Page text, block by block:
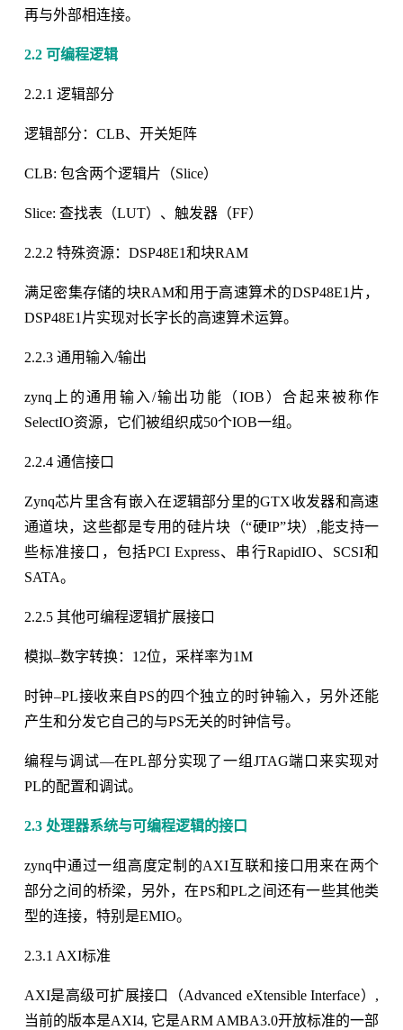
再与外部相连接。
2.2 可编程逻辑
2.2.1 逻辑部分
逻辑部分：CLB、开关矩阵
CLB: 包含两个逻辑片（Slice）
Slice: 查找表（LUT）、触发器（FF）
2.2.2 特殊资源：DSP48E1和块RAM
满足密集存储的块RAM和用于高速算术的DSP48E1片，
DSP48E1片实现对长字长的高速算术运算。
2.2.3 通用输入/输出
zynq上的通用输入/输出功能（IOB）合起来被称作
SelectIO资源，它们被组织成50个IOB一组。
2.2.4 通信接口
Zynq芯片里含有嵌入在逻辑部分里的GTX收发器和高速
通道块，这些都是专用的硅片块（“硬IP”块）,能支持一
些标准接口，包括PCI Express、串行RapidIO、SCSI和
SATA。
2.2.5 其他可编程逻辑扩展接口
模拟–数字转换：12位，采样率为1M
时钟–PL接收来自PS的四个独立的时钟输入，另外还能
产生和分发它自己的与PS无关的时钟信号。
编程与调试—在PL部分实现了一组JTAG端口来实现对
PL的配置和调试。
2.3 处理器系统与可编程逻辑的接口
zynq中通过一组高度定制的AXI互联和接口用来在两个
部分之间的桥梁，另外，在PS和PL之间还有一些其他类
型的连接，特别是EMIO。
2.3.1 AXI标准
AXI是高级可扩展接口（Advanced eXtensible Interface）,
当前的版本是AXI4, 它是ARM AMBA3.0开放标准的一部